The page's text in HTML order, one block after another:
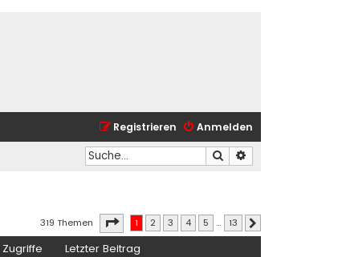
Anmelden
Registrieren
Suche
319 Themen Seite von13
1 2 3 4 5 … 13
Zugriffe Letzter Beitrag